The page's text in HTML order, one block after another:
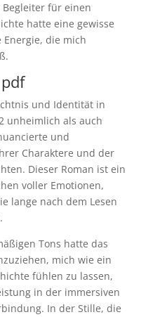
für einen
hatte eine gewisse
Energie, die mich
und Identität in
unheimlich als auch
und
Charaktere und der
Dieser Roman ist ein
voller Emotionen,
lange nach dem Lesen
Tons hatte das
mich wie ein
fühlen zu lassen,
in der immersiven
In der Stille, die